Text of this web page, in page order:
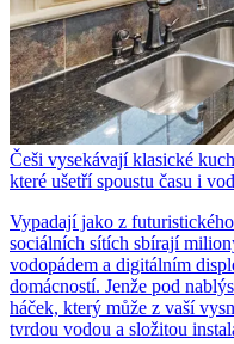
Češi vysekávají klasické
které ušetří spoustu času i
Vypadají jako z
sociálních sítích sbírají
vodopádem a digitálním
domácností. Jenže pod
háček, který může z vaší
tvrdou vodou a složitou